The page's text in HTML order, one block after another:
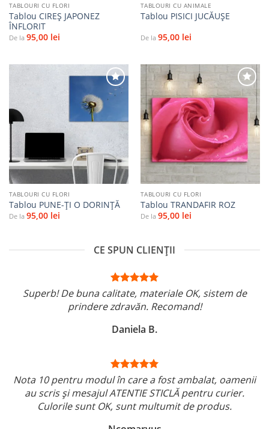
TABLOURI CU FLORI
Tablou CIREȘ JAPONEZ
ÎNFLORIT
De la 95,00 lei
TABLOURI CU ANIMALE
Tablou PISICI JUCĂUŞE
De la 95,00 lei
Adaugă
la
TABLOURI CU FLORI
Tablou PUNE-ŢI O DORINŢĂ
De la 95,00 lei
Adaugă
favorite
TABLOURI CU FLORI
Tablou TRANDAFIR ROZ
De la 95,00 lei
CE SPUN CLIENȚII
Superb! De buna calitate, materiale OK, sistem de
prindere zdravăn. Recomand!
Daniela B.
Nota 10 pentru modul în care a fost ambalat, oamenii
au scris și mesajul ATENTIE STICLĂ pentru curier.
Culorile sunt OK, sunt multumit de produs.